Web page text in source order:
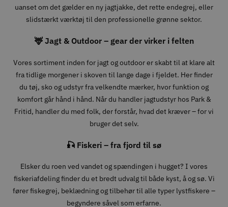
uanset om det gælder en ny jagtjakke, det rette endegrej, eller
slidstærkt værktøj til den professionelle grønne sektor.
🦌 Jagt & Outdoor – gear der virker i felten
Vores sortiment inden for jagt og outdoor er skabt til at klare alt
fra tidlige morgener i skoven til lange dage i fjeldet. Her finder
du tøj, sko og udstyr fra velkendte mærker, hvor funktion og
komfort går hånd i hånd. Når du handler jagtudstyr hos Park &
Fritid, handler du med folk, der forstår, hvad det kræver – for vi
bruger det selv.
🎣 Fiskeri – fra fjord til sø
Elsker du roen ved vandet og spændingen i hugget? I vores
fiskeriafdeling finder du et bredt udvalg til både kyst, å og sø. Vi
fører fiskegrej, beklædning og tilbehør til alle typer lystfiskere –
begyndere såvel som erfarne.